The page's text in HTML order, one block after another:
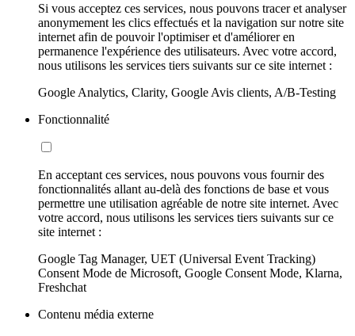
Si vous acceptez ces services, nous pouvons tracer et analyser
anonymement les clics effectués et la navigation sur notre site
internet afin de pouvoir l'optimiser et d'améliorer en
permanence l'expérience des utilisateurs. Avec votre accord,
nous utilisons les services tiers suivants sur ce site internet :
Google Analytics, Clarity, Google Avis clients, A/B-Testing
Fonctionnalité
En acceptant ces services, nous pouvons vous fournir des
fonctionnalités allant au-delà des fonctions de base et vous
permettre une utilisation agréable de notre site internet. Avec
votre accord, nous utilisons les services tiers suivants sur ce
site internet :
Google Tag Manager, UET (Universal Event Tracking)
Consent Mode de Microsoft, Google Consent Mode, Klarna,
Freshchat
Contenu média externe